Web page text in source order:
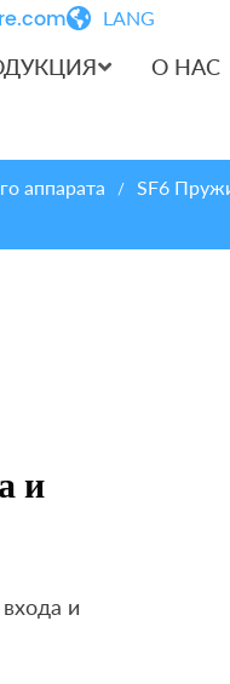
LANG
О НАС
аппарата / SF6
и
и